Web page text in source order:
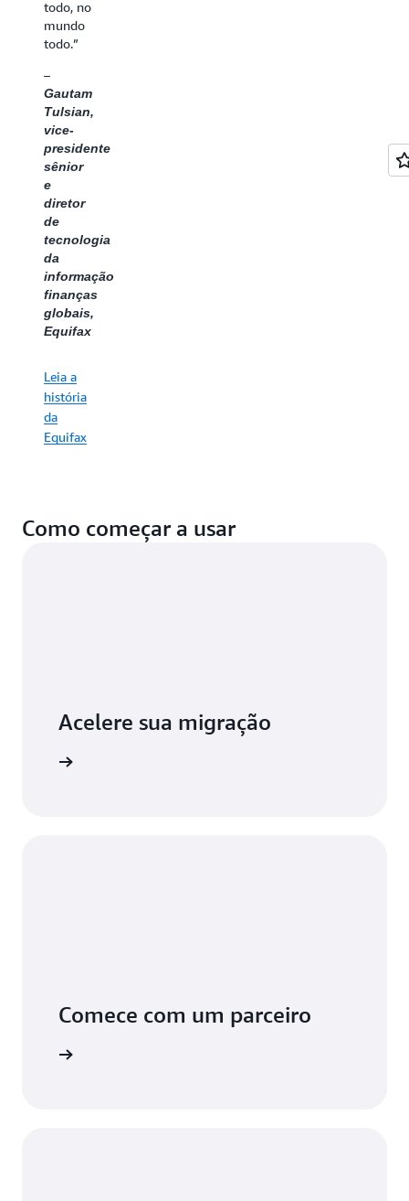
todo, no
mundo
todo.”
–
Gautam
Tulsian,
vice-
presidente
sênior
e
diretor
de
tecnologia
da
informação,
finanças
globais,
Equifax
Leia a
história
da
Equifax
Como começar a usar
Acelere sua migração
Comece com um parceiro